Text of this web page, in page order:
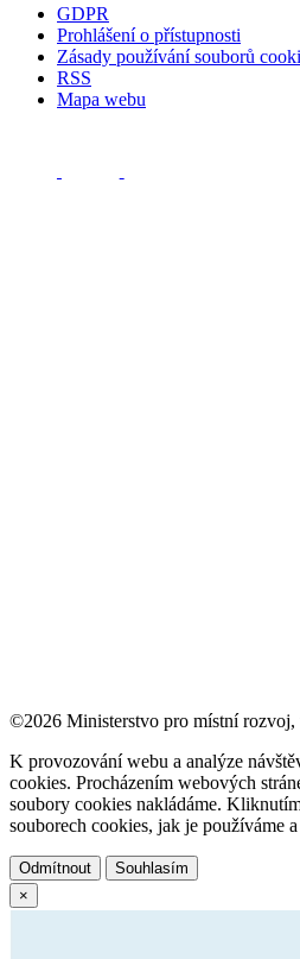
GDPR
Prohlášení o přístupnosti
Zásady používání souborů
RSS
Mapa webu
©2026 Ministerstvo pro místní rozvoj,
K provozování webu a analýze
cookies. Procházením webových
soubory cookies nakládáme.
souborech cookies, jak je používáme
Odmítnout
Souhlasím
×